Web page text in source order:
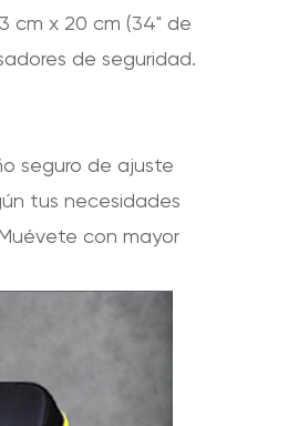
cm x 20 cm (34" de
de seguridad.
seguro de ajuste
tus necesidades
con mayor